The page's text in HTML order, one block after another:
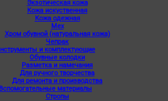
Экзотическая кожа
Кожа искуственная
Кожа одежная
Мех
Хром обувной (натуральная кожа)
Чепрак
и комплектующие
Обувные колодки
Разметка и намечания
Для ручного творчества
Для ремонта и производства
Вспомогательные материалы
Стропы